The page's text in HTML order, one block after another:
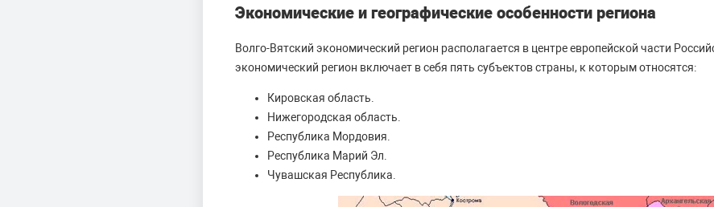
Экономические и географические особенности региона
Волго-Вятский экономический регион располагается в центре европейской части
экономический регион включает в себя пять субъектов страны, к которым относятся:
Кировская область.
Нижегородская область.
Республика Мордовия.
Республика Марий Эл.
Чувашская Республика.